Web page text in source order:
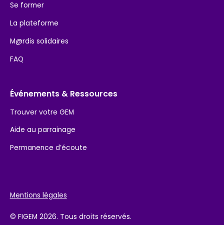
Se former
La plateforme
M@rdis solidaires
FAQ
Événements & Ressources
Trouver votre GEM
Aide au parrainage
Permanence d’écoute
© FIGEM 2026. Tous droits réservés.
Mentions légales